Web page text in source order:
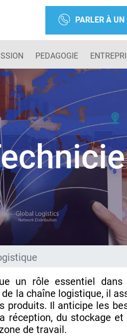
PARLER À
PEDAGOGIE
un rôle essentiel
la chaîne logistique, il
produits. Il anticipe les
réception, du stockage
de travail.